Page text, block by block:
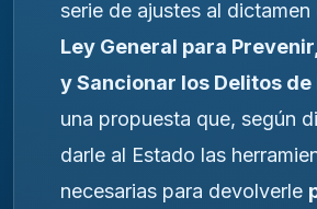
serie de ajustes al dictamen
Ley General para
y Sancionar los Delitos de
una propuesta que, según
darle al Estado las
necesarias para devolverle